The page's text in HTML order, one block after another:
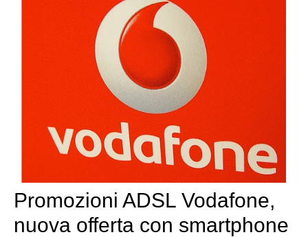
Promozioni ADSL Vodafone,
nuova offerta con smartphone